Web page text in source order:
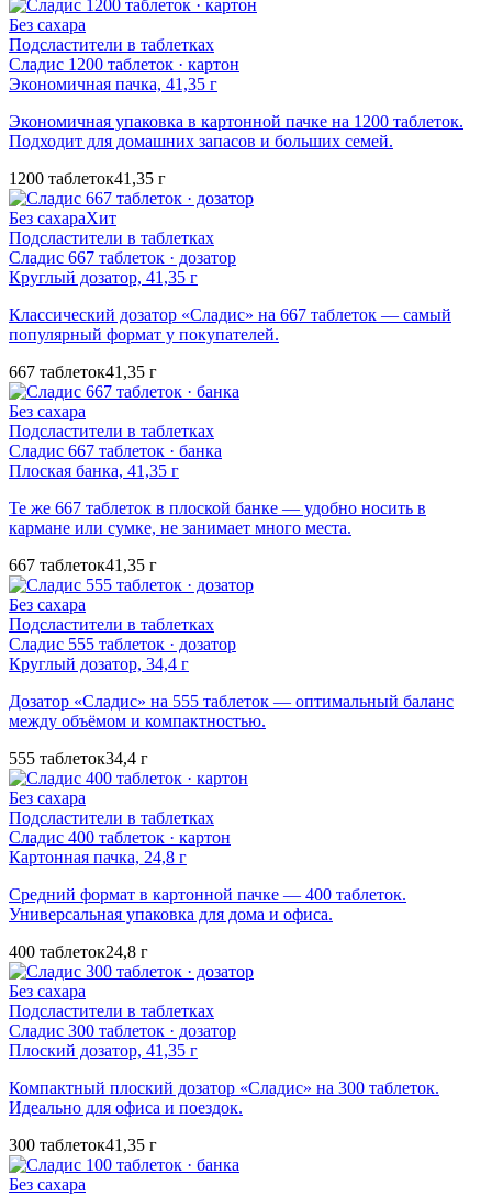
Без сахара
Подсластители в таблетках
Сладис 1200 таблеток · картон
Экономичная пачка, 41,35 г
Экономичная упаковка в картонной пачке на 1200 таблеток.
Подходит для домашних запасов и больших семей.
1200 таблеток41,35 г
Без сахараХит
Подсластители в таблетках
Сладис 667 таблеток · дозатор
Круглый дозатор, 41,35 г
Классический дозатор «Сладис» на 667 таблеток — самый
популярный формат у покупателей.
667 таблеток41,35 г
Без сахара
Подсластители в таблетках
Сладис 667 таблеток · банка
Плоская банка, 41,35 г
Те же 667 таблеток в плоской банке — удобно носить в
кармане или сумке, не занимает много места.
667 таблеток41,35 г
Без сахара
Подсластители в таблетках
Сладис 555 таблеток · дозатор
Круглый дозатор, 34,4 г
Дозатор «Сладис» на 555 таблеток — оптимальный баланс
между объёмом и компактностью.
555 таблеток34,4 г
Без сахара
Подсластители в таблетках
Сладис 400 таблеток · картон
Картонная пачка, 24,8 г
Средний формат в картонной пачке — 400 таблеток.
Универсальная упаковка для дома и офиса.
400 таблеток24,8 г
Без сахара
Подсластители в таблетках
Сладис 300 таблеток · дозатор
Плоский дозатор, 41,35 г
Компактный плоский дозатор «Сладис» на 300 таблеток.
Идеально для офиса и поездок.
300 таблеток41,35 г
Без сахара